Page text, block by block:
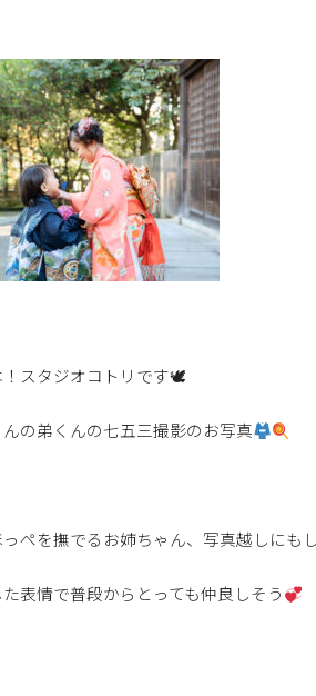
スタジオコトリです🕊
の弟くんの七五三撮影のお写真
ぺを撫でるお姉ちゃん、写真越しにも
表情で普段からとっても仲良しそう